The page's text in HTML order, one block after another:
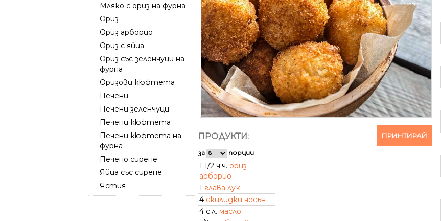
Мляко с ориз на фурна
Ориз
Ориз арборио
Ориз с яйца
Ориз със зеленчуци на
фурна
Оризови кюфтета
Печени
Печени зеленчуци
Печени кюфтета
Печени кюфтета на
фурна
Печено сирене
Яйца със сирене
Ястия
ПРИНТИРАЙ
ПРОДУКТИ:
за порции
1 1/2 ч.ч. ориз
арборио
1 глава лук
4 скилидки чесън
4 с.л. масло